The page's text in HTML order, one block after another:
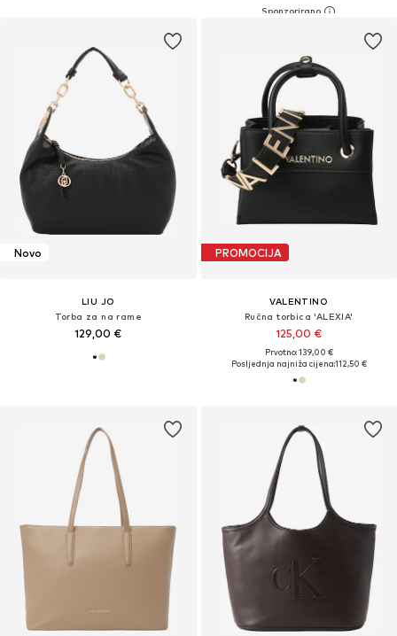
Novo
LIU JO
Torba za na rame
129,00 €
PROMOCIJA
VALENTINO
Ručna torbica 'ALEXIA'
125,00 €
Prvotno: 139,00 €
Posljednja najniža cijena:112,50 €